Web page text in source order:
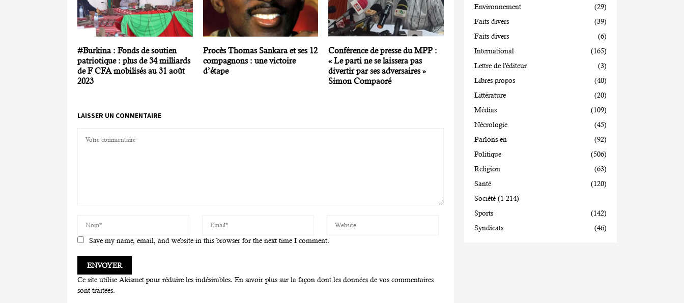
#Burkina : Fonds de soutien
patriotique : plus de 34 milliards
de F CFA mobilisés au 31 août
2023
Procès Thomas Sankara et ses 12
compagnons : une victoire
d’étape
Conférence de presse du MPP :
« Le parti ne se laissera pas
divertir par ses adversaires »
Simon Compaoré
LAISSER UN COMMENTAIRE
Save my name, email, and website in this browser for the next time I comment.
Ce site utilise Akismet pour réduire les indésirables. En savoir plus sur la façon dont les données de vos commentaires
sont traitées.
Environnement
(29)
Faits divers
(39)
Faits divers
(6)
International
(165)
Lettre de l'éditeur
(3)
Libres propos
(40)
Littérature
(20)
Médias
(109)
Nécrologie
(45)
Parlons-en
(92)
Politique
(506)
Religion
(63)
Santé
(120)
Société (1 214)
Sports
(142)
Syndicats
(46)